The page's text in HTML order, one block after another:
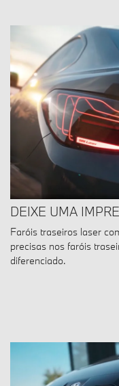
DEIXE UMA
Faróis traseiros laser
precisas nos faróis
diferenciado.